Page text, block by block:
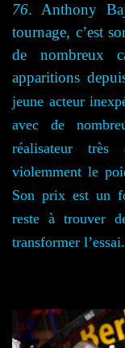
76. Anthony
tournage, c’est
de nombreux
apparitions
jeune acteur
avec de
réalisateur
violemment le
Son prix est un
reste à trouver
transformer l’essai.